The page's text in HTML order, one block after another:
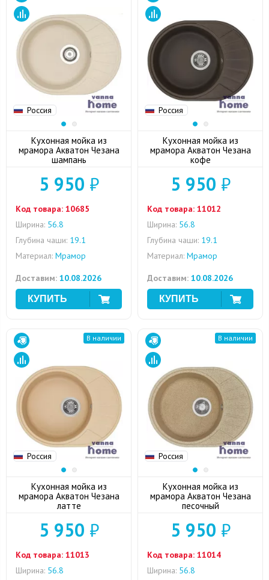
Россия
Кухонная мойка из
мрамора Акватон Чезана
шампань
5 950 ₽
Код товара: 10685
Ширина: 56.8
Глубина чаши: 19.1
Материал: Мрамор
Доставим: 10.08.2026
Россия
Кухонная мойка из
мрамора Акватон Чезана
кофе
5 950 ₽
Код товара: 11012
Ширина: 56.8
Глубина чаши: 19.1
Материал: Мрамор
Доставим: 10.08.2026
Россия
В наличии
Кухонная мойка из
мрамора Акватон Чезана
латте
5 950 ₽
Код товара: 11013
Ширина: 56.8
Россия
В наличии
Кухонная мойка из
мрамора Акватон Чезана
песочный
5 950 ₽
Код товара: 11014
Ширина: 56.8